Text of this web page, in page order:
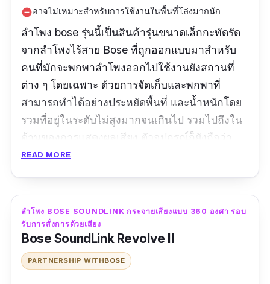
remove_circleอาจไม่เหมาะสำหรับการใช้งานในพื้นที่โล่งมากนัก
ลำโพง bose รุ่นนี้เป็นสินค้ารุ่นขนาดเล็กกะทัดรัด
จากลำโพงไร้สาย Bose ที่ถูกออกแบบมาสำหรับ
คนที่มักจะพกพาลำโพงออกไปใช้งานยังสถานที่
ต่าง ๆ โดยเฉพาะ ด้วยการจัดเก็บและพกพาที่
สามารถทำได้อย่างประหยัดพื้นที่ และน้ำหนักโดย
รวมที่อยู่ในระดับไม่สูงมากจนเกินไป รวมไปถึงใน
ด้านของการแสดงผลเสียง ตัวอุปกรณ์ก็ยังถือว่า
สามารถทำได้อย่างดีไร้ที่ติอีกด้วย ดังนั้น หากคุณ
ตัวเลือกลำโพง bose ที่คุณไม่ควรมองข้ามไปเลย
แม้แต่น้อยครับ
ข้อมูลเฉพาะ
READ MORE
ลำโพง BOSE SOUNDLINK กระจายเสียงแบบ 360 องศา รอบ
รับการสั่งการด้วยเสียง
Bose SoundLink Revolve II
PARTNERSHIP WITHBOSE